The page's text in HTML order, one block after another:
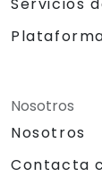
Nosotros
Nosotros
Contacta